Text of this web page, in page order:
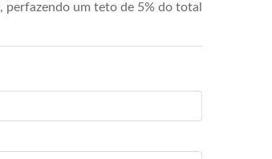
perfazendo um teto de 5% do total